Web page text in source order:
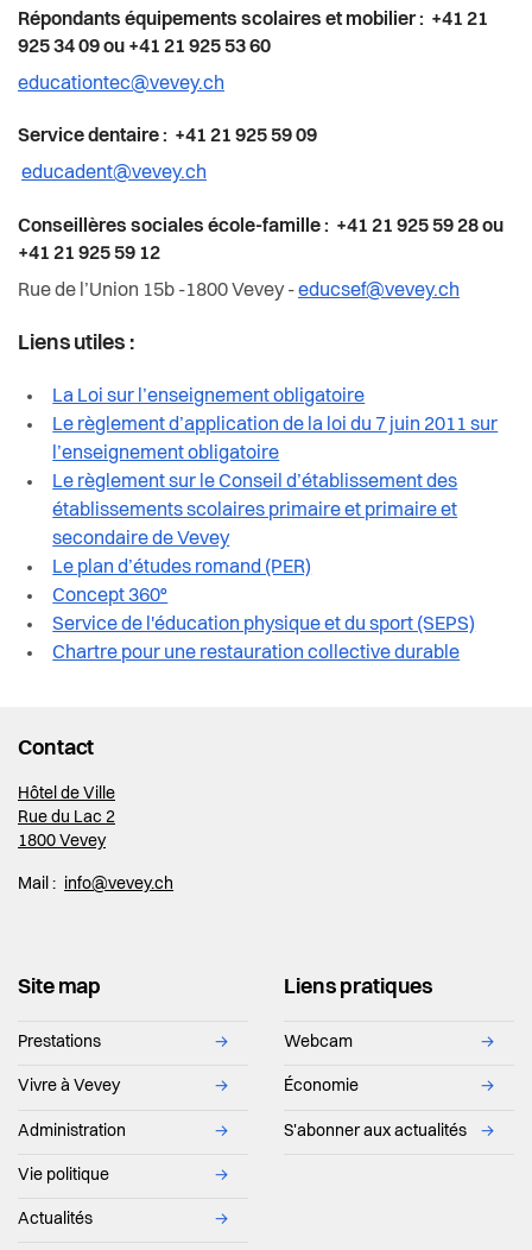
Répondants équipements scolaires et mobilier : +41 21
925 34 09 ou +41 21 925 53 60
educationtec@vevey.ch
Service dentaire : +41 21 925 59 09
educadent@vevey.ch
Conseillères sociales école-famille : +41 21 925 59 28 ou
+41 21 925 59 12
Rue de l’Union 15b -1800 Vevey -educsef@vevey.ch
Liens utiles :
La Loi sur l’enseignement obligatoire
Le règlement d’application de la loi du 7 juin 2011 sur
l’enseignement obligatoire
Le règlement sur le Conseil d’établissement des
établissements scolaires primaire et primaire et
secondaire de Vevey
Le plan d’études romand (PER)
Concept 360°
Service de l'éducation physique et du sport (SEPS)
Chartre pour une restauration collective durable
Contact
Hôtel de Ville
Rue du Lac 2
1800 Vevey
Mail : info@vevey.ch
Site map
Prestations →
Vivre à Vevey →
Administration →
Vie politique →
Actualités →
Liens pratiques
Webcam →
Économie →
S'abonner aux actualités →